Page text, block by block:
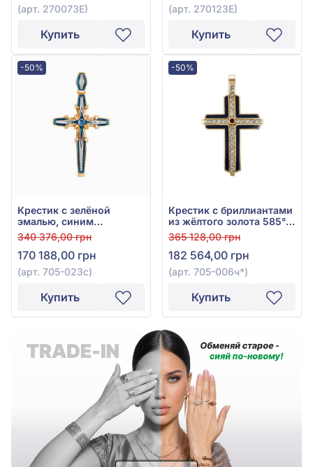
(арт. 270073Е)
Купить
(арт. 270123Е)
Купить
-50%
Крестик с зелёной
эмалью, синим
сапфиром 0,12ct и
бриллиантами 0,08ct из
красно-белого золота
585°, арт. 705-023с
340 376,00 грн
170 188,00 грн
(арт. 705-023с)
Купить
-50%
Крестик с бриллиантами
из жёлтого золота 585° с
бриллиантом 0,6ct и
чёрной эмалью, арт.
705-006ч
365 128,00 грн
182 564,00 грн
(арт. 705-006ч*)
Купить